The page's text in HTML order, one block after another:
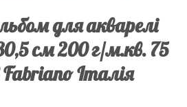
для акварелі
см 200 г/м.кв. 75
Італія